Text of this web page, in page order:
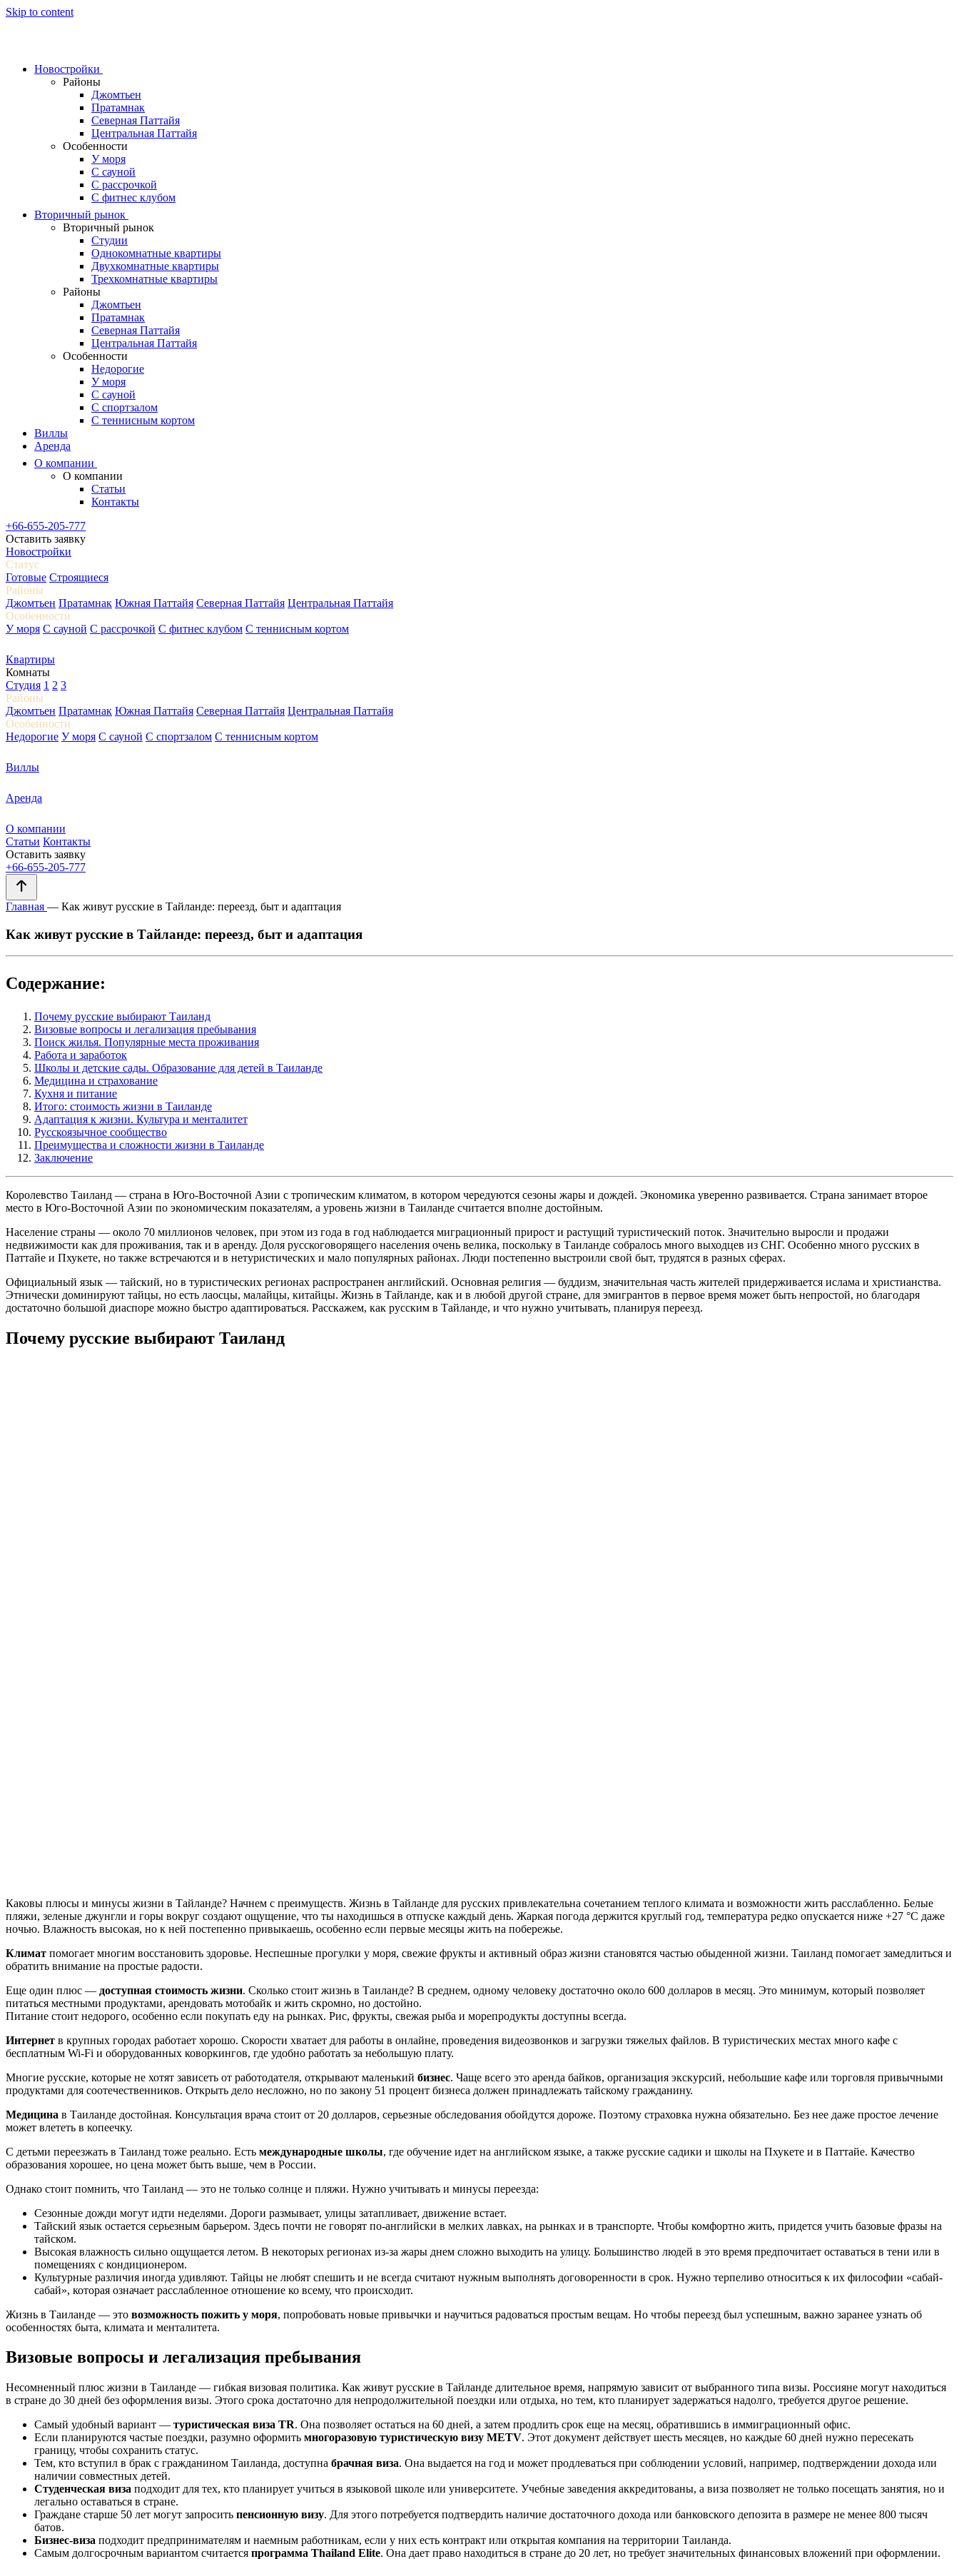
Skip to content
Новостройки
Районы
Джомтьен
Пратамнак
Северная Паттайя
Центральная Паттайя
Особенности
У моря
С сауной
С рассрочкой
С фитнес клубом
Вторичный рынок
Вторичный рынок
Студии
Однокомнатные квартиры
Двухкомнатные квартиры
Трехкомнатные квартиры
Районы
Джомтьен
Пратамнак
Северная Паттайя
Центральная Паттайя
Особенности
Недорогие
У моря
С сауной
С спортзалом
С теннисным кортом
Виллы
Аренда
О компании
О компании
Статьи
Контакты
+66-655-205-777
Оставить заявку
Новостройки
Статус
Готовые Строящиеся
Районы
Джомтьен Пратамнак Южная Паттайя Северная Паттайя Центральная Паттайя
Особенности
У моря С сауной С рассрочкой С фитнес клубом С теннисным кортом
Квартиры
Комнаты
Студия 1 2 3
Районы
Джомтьен Пратамнак Южная Паттайя Северная Паттайя Центральная Паттайя
Особенности
Недорогие У моря С сауной С спортзалом С теннисным кортом
Виллы
Аренда
О компании
Статьи Контакты
Оставить заявку
+66-655-205-777
Главная — Как живут русские в Тайланде: переезд, быт и адаптация
Как живут русские в Тайланде: переезд, быт и адаптация
Содержание:
Почему русские выбирают Таиланд
Визовые вопросы и легализация пребывания
Поиск жилья. Популярные места проживания
Работа и заработок
Школы и детские сады. Образование для детей в Таиланде
Медицина и страхование
Кухня и питание
Итого: стоимость жизни в Таиланде
Адаптация к жизни. Культура и менталитет
Русскоязычное сообщество
Преимущества и сложности жизни в Таиланде
Заключение
Королевство Таиланд — страна в Юго-Восточной Азии с тропическим климатом, в котором чередуются сезоны жары и дождей. Экономика уверенно развивается. Страна занимает второе
место в Юго-Восточной Азии по экономическим показателям, а уровень жизни в Таиланде считается вполне достойным.
Население страны — около 70 миллионов человек, при этом из года в год наблюдается миграционный прирост и растущий туристический поток. Значительно выросли и продажи
недвижимости как для проживания, так и в аренду. Доля русскоговорящего населения очень велика, поскольку в Таиланде собралось много выходцев из СНГ. Особенно много русских в
Паттайе и Пхукете, но также встречаются и в нетуристических и мало популярных районах. Люди постепенно выстроили свой быт, трудятся в разных сферах.
Официальный язык — тайский, но в туристических регионах распространен английский. Основная религия — буддизм, значительная часть жителей придерживается ислама и христианства.
Этнически доминируют тайцы, но есть лаосцы, малайцы, китайцы. Жизнь в Тайланде, как и в любой другой стране, для эмигрантов в первое время может быть непростой, но благодаря
достаточно большой диаспоре можно быстро адаптироваться. Расскажем, как русским в Тайланде, и что нужно учитывать, планируя переезд.
Почему русские выбирают Таиланд
Каковы плюсы и минусы жизни в Тайланде? Начнем с преимуществ. Жизнь в Тайланде для русских привлекательна сочетанием теплого климата и возможности жить расслабленно. Белые
пляжи, зеленые джунгли и горы вокруг создают ощущение, что ты находишься в отпуске каждый день. Жаркая погода держится круглый год, температура редко опускается ниже +27 °C даже
ночью. Влажность высокая, но к ней постепенно привыкаешь, особенно если первые месяцы жить на побережье.
Климат помогает многим восстановить здоровье. Неспешные прогулки у моря, свежие фрукты и активный образ жизни становятся частью обыденной жизни. Таиланд помогает замедлиться и
обратить внимание на простые радости.
Еще один плюс — доступная стоимость жизни. Сколько стоит жизнь в Таиланде? В среднем, одному человеку достаточно около 600 долларов в месяц. Это минимум, который позволяет
питаться местными продуктами, арендовать мотобайк и жить скромно, но достойно.
Питание стоит недорого, особенно если покупать еду на рынках. Рис, фрукты, свежая рыба и морепродукты доступны всегда.
Интернет в крупных городах работает хорошо. Скорости хватает для работы в онлайне, проведения видеозвонков и загрузки тяжелых файлов. В туристических местах много кафе с
бесплатным Wi-Fi и оборудованных коворкингов, где удобно работать за небольшую плату.
Многие русские, которые не хотят зависеть от работодателя, открывают маленький бизнес. Чаще всего это аренда байков, организация экскурсий, небольшие кафе или торговля привычными
продуктами для соотечественников. Открыть дело несложно, но по закону 51 процент бизнеса должен принадлежать тайскому гражданину.
Медицина в Таиланде достойная. Консультация врача стоит от 20 долларов, серьезные обследования обойдутся дороже. Поэтому страховка нужна обязательно. Без нее даже простое лечение
может влететь в копеечку.
С детьми переезжать в Таиланд тоже реально. Есть международные школы, где обучение идет на английском языке, а также русские садики и школы на Пхукете и в Паттайе. Качество
образования хорошее, но цена может быть выше, чем в России.
Однако стоит помнить, что Таиланд — это не только солнце и пляжи. Нужно учитывать и минусы переезда:
Сезонные дожди могут идти неделями. Дороги размывает, улицы затапливает, движение встает.
Тайский язык остается серьезным барьером. Здесь почти не говорят по-английски в мелких лавках, на рынках и в транспорте. Чтобы комфортно жить, придется учить базовые фразы на
тайском.
Высокая влажность сильно ощущается летом. В некоторых регионах из-за жары днем сложно выходить на улицу. Большинство людей в это время предпочитает оставаться в тени или в
помещениях с кондиционером.
Культурные различия иногда удивляют. Тайцы не любят спешить и не всегда считают нужным выполнять договоренности в срок. Нужно терпеливо относиться к их философии «сабай-
сабай», которая означает расслабленное отношение ко всему, что происходит.
Жизнь в Таиланде — это возможность пожить у моря, попробовать новые привычки и научиться радоваться простым вещам. Но чтобы переезд был успешным, важно заранее узнать об
особенностях быта, климата и менталитета.
Визовые вопросы и легализация пребывания
Несомненный плюс жизни в Таиланде — гибкая визовая политика. Как живут русские в Тайланде длительное время, напрямую зависит от выбранного типа визы. Россияне могут находиться
в стране до 30 дней без оформления визы. Этого срока достаточно для непродолжительной поездки или отдыха, но тем, кто планирует задержаться надолго, требуется другое решение.
Самый удобный вариант — туристическая виза TR. Она позволяет остаться на 60 дней, а затем продлить срок еще на месяц, обратившись в иммиграционный офис.
Если планируются частые поездки, разумно оформить многоразовую туристическую визу METV. Этот документ действует шесть месяцев, но каждые 60 дней нужно пересекать
границу, чтобы сохранить статус.
Тем, кто вступил в брак с гражданином Таиланда, доступна брачная виза. Она выдается на год и может продлеваться при соблюдении условий, например, подтверждении дохода или
наличии совместных детей.
Студенческая виза подходит для тех, кто планирует учиться в языковой школе или университете. Учебные заведения аккредитованы, а виза позволяет не только посещать занятия, но и
легально оставаться в стране.
Граждане старше 50 лет могут запросить пенсионную визу. Для этого потребуется подтвердить наличие достаточного дохода или банковского депозита в размере не менее 800 тысяч
батов.
Бизнес-виза подходит предпринимателям и наемным работникам, если у них есть контракт или открытая компания на территории Таиланда.
Самым долгосрочным вариантом считается программа Thailand Elite. Она дает право находиться в стране до 20 лет, но требует значительных финансовых вложений при оформлении.